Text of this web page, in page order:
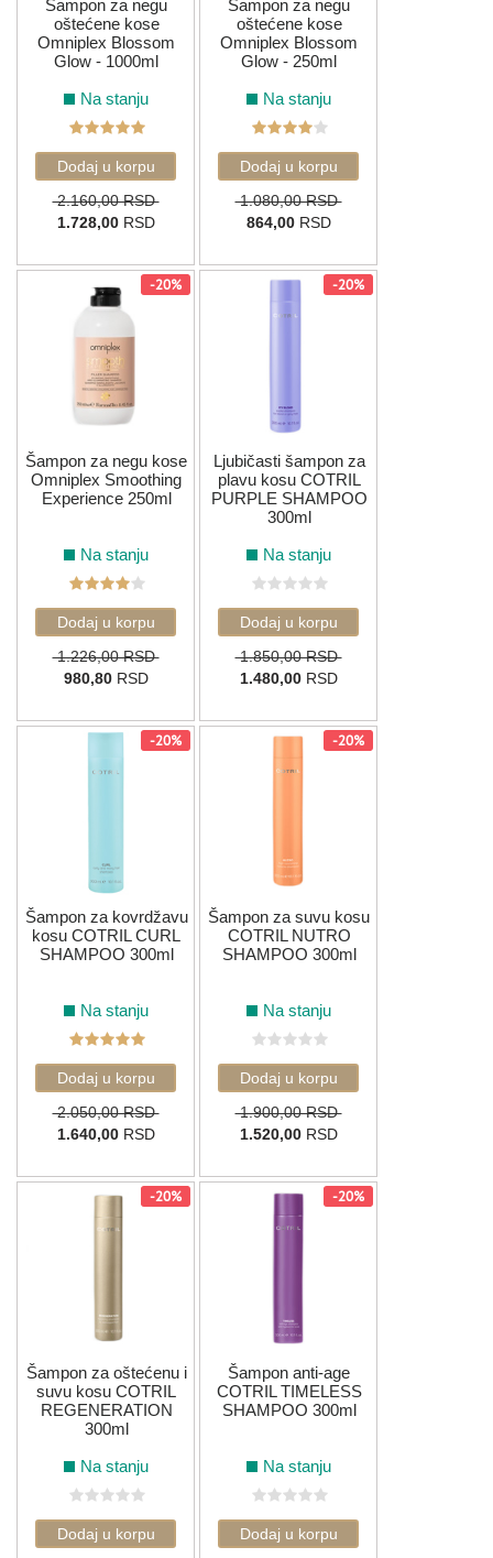
Šampon za negu
oštećene kose
Omniplex Blossom
Glow - 1000ml
Na stanju
2.160,00 RSD
1.728,00RSD
Šampon za negu
oštećene kose
Omniplex Blossom
Glow - 250ml
Na stanju
1.080,00 RSD
864,00RSD
-20%
Šampon za negu kose
Omniplex Smoothing
Experience 250ml
Na stanju
1.226,00 RSD
980,80RSD
-20%
Ljubičasti šampon za
plavu kosu COTRIL
PURPLE SHAMPOO
300ml
Na stanju
1.850,00 RSD
1.480,00RSD
-20%
Šampon za kovrdžavu
kosu COTRIL CURL
SHAMPOO 300ml
Na stanju
2.050,00 RSD
1.640,00RSD
-20%
Šampon za suvu kosu
COTRIL NUTRO
SHAMPOO 300ml
Na stanju
1.900,00 RSD
1.520,00RSD
-20%
Šampon za oštećenu i
suvu kosu COTRIL
REGENERATION
300ml
Na stanju
-20%
Šampon anti-age
COTRIL TIMELESS
SHAMPOO 300ml
Na stanju